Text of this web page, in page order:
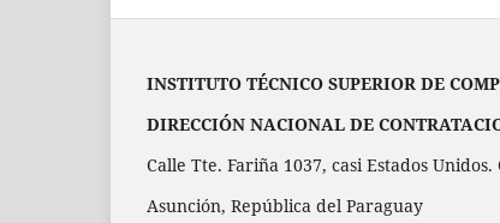
INSTITUTO TÉCNICO SUPERIOR DE
DIRECCIÓN NACIONAL DE
Calle Tte. Fariña 1037, casi Estados Unidos.
Asunción, República del Paraguay